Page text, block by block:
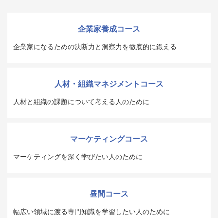
企業家養成コース
企業家になるための決断力と洞察力を徹底的に鍛える
人材・組織マネジメントコース
人材と組織の課題について考える人のために
マーケティングコース
マーケティングを深く学びたい人のために
昼間コース
幅広い領域に渡る専門知識を学習したい人のために